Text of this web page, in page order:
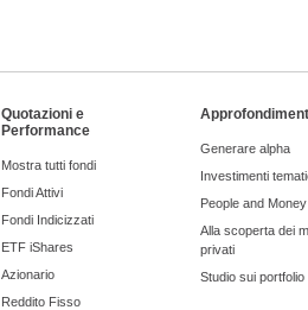
Quotazioni e
Performance
Mostra tutti fondi
Fondi Attivi
Fondi Indicizzati
ETF iShares
Azionario
Reddito Fisso
Generare alpha
Investimenti
People and
Alla scoperta dei
privati
Studio sui portfolio